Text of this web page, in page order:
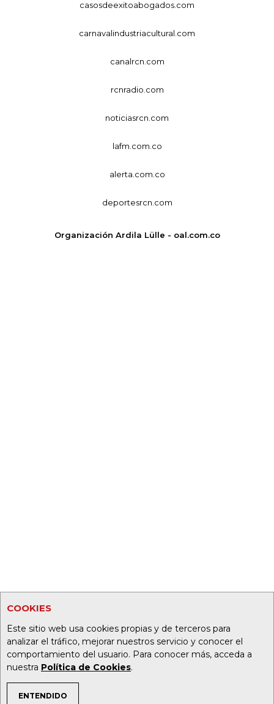
COOKIES
Este sitio web usa cookies propias y de terceros para
analizar el tráfico, mejorar nuestros servicio y conocer el
comportamiento del usuario. Para conocer más, acceda a
nuestra Política de Cookies.
ENTENDIDO
casosdeexitoabogados.com
carnavalindustriacultural.com
canalrcn.com
rcnradio.com
noticiasrcn.com
lafm.com.co
alerta.com.co
deportesrcn.com
Organización Ardila Lülle - oal.com.co